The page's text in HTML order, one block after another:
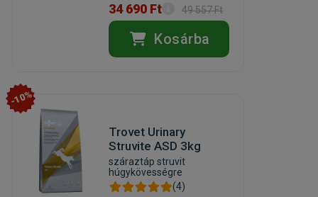
34 690 Ft 49 557 Ft
Kosárba
-10%
Trovet Urinary
Struvite ASD 3kg
száraztáp struvit
húgykövességre
(4)